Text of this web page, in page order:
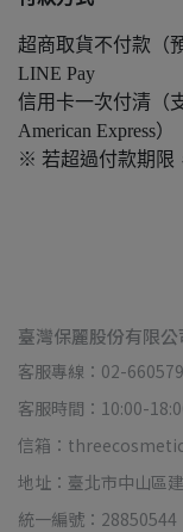
超商取貨不付款（
LINE Pay
信用卡一次付清（
American Express）
※ 若超過付款期限
臺灣保麗股份有限公
客服專線：02-
客服時間：10:00-
信箱：
地址：臺北市中山區
統一編號：28850544